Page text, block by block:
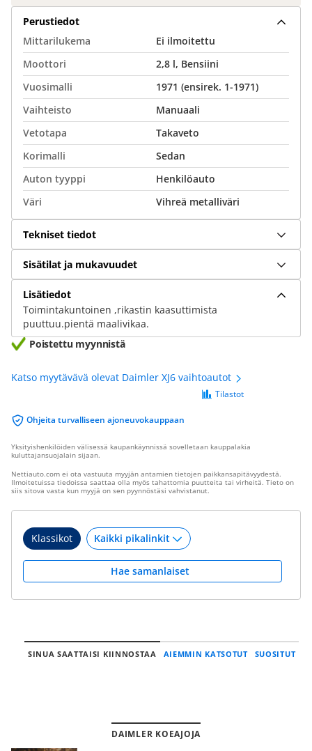
Perustiedot
Mittarilukema
Ei ilmoitettu
Moottori
2,8 l, Bensiini
Vuosimalli
1971 (ensirek. 1-1971)
Vaihteisto
Manuaali
Vetotapa
Takaveto
Korimalli
Sedan
Auton tyyppi
Henkilöauto
Väri
Vihreä metalliväri
Tekniset tiedot
Sisätilat ja mukavuudet
Lisätiedot
Toimintakuntoinen ,rikastin kaasuttimista
puuttuu.pientä maalivikaa.
Poistettu myynnistä
Katso myytävävä olevat Daimler XJ6 vaihtoautot
Ohjeita turvalliseen ajoneuvokauppaan
Tilastot
Yksityishenkilöiden välisessä kaupankäynnissä sovelletaan kauppalakia
kuluttajansuojalain sijaan.
Nettiauto.com ei ota vastuuta myyjän antamien tietojen paikkansapitävyydestä.
Ilmoitetuissa tiedoissa saattaa olla myös tahattomia puutteita tai virheitä. Tieto on
siis sitova vasta kun myyjä on sen pyynnöstäsi vahvistanut.
Klassikot
Hae samanlaiset
SINUA SAATTAISI KIINNOSTAA AIEMMIN KATSOTUT SUOSITUT
DAIMLER KOEAJOJA